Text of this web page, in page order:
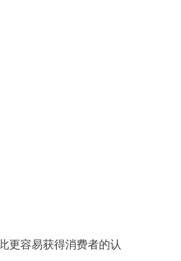
更容易获得消费者的认